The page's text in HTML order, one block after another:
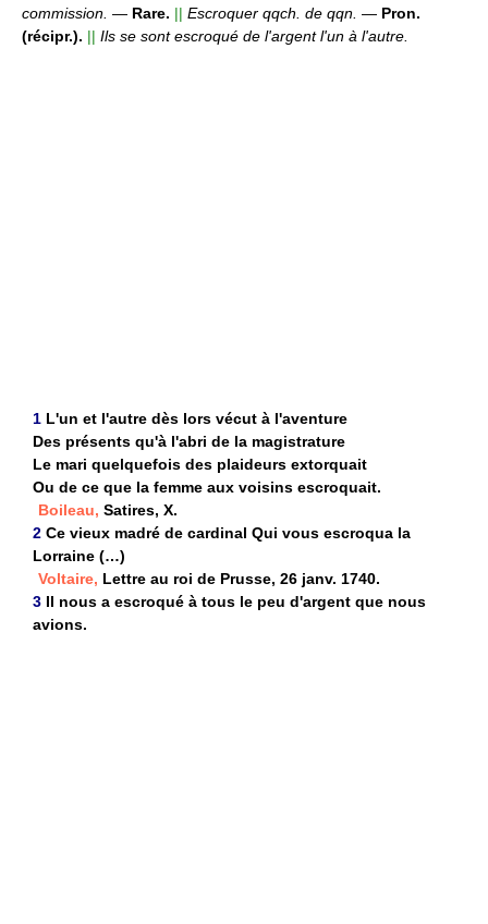
commission. — Rare. || Escroquer qqch. de qqn. — Pron.
(récipr.). || Ils se sont escroqué de l'argent l'un à l'autre.
1 L'un et l'autre dès lors vécut à l'aventure
Des présents qu'à l'abri de la magistrature
Le mari quelquefois des plaideurs extorquait
Ou de ce que la femme aux voisins escroquait.
Boileau, Satires, X.
2 Ce vieux madré de cardinal Qui vous escroqua la
Lorraine (…)
Voltaire, Lettre au roi de Prusse, 26 janv. 1740.
3 Il nous a escroqué à tous le peu d'argent que nous
avions.